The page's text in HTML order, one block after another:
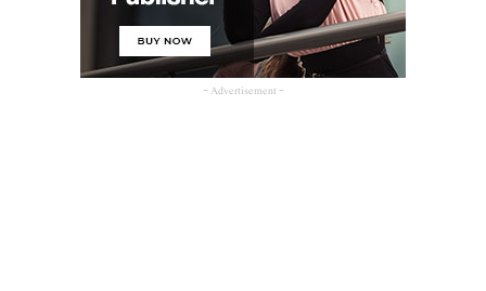
- Advertisement -